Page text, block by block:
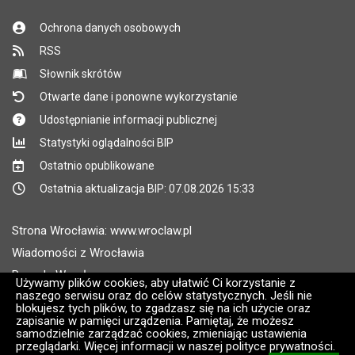
Używamy plików cookies, aby ułatwić Ci korzystanie z
naszego serwisu oraz do celów statystycznych. Jeśli nie
blokujesz tych plików, to zgadzasz się na ich użycie oraz
zapisanie w pamięci urządzenia. Pamiętaj, że możesz
samodzielnie zarządzać cookies, zmieniając ustawienia
przeglądarki. Więcej informacji w naszej polityce prywatności.
Ochrona danych osobowych
RSS
Słownik skrótów
Otwarte dane i ponowne wykorzystanie
Udostępnianie informacji publicznej
Statystyki oglądalności BIP
Ostatnio opublikowane
Ostatnia aktualizacja BIP: 07.08.2026 15:33
Strona Wrocławia: www.wroclaw.pl
Wiadomości z Wrocławia
Pogoda Wrocław
Rozkłady jazdy MPK Wrocław
Administratorem wroclaw.pl jest: ARAW